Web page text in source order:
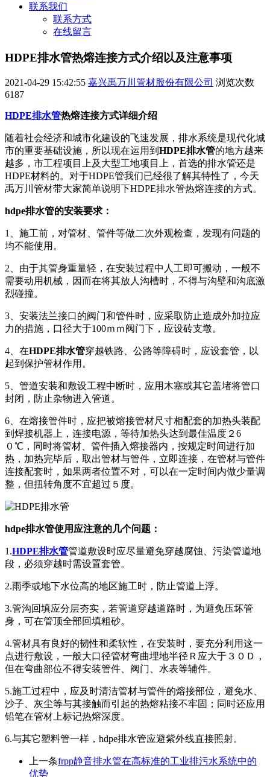
联系我们
联系方式
在线留言
HDPE排水管热熔连接方式介绍以及注意事项
2021-04-29 15:42:55 嘉兴禹万川管材股份有限公司 浏览次数
6187
HDPE排水管热熔连接方式详细介绍
随着社会经济和城市化建设的飞速发展，排水系统是现代化城
市的重要基础设施，所以现在运用到 HDPE排水管的地方越来
越多，市工程项目上及大型工地项目上，首选的排水管还是
HDPE材料的。对于HDPE管我们已经很了解其特性了，今天
禹万川管材带大家简单说明下HDPE排水管热熔连接的方式。
hdpe排水管的安装要求：
1、施工前，对管材、管件等做二次外观检查，发现有问题的
均不能使用。
2、由于其管身重量轻，在安装过程中人工即可搬动，一般不
需要动用机械，因而在将其放人沟槽时，不得与沟壁和沟底激
烈碰撞。
3、安装法兰接口的阀门和管件时，应采取防止造成外加拉应
力的措施，口径大于100ｍｍ阀门下，应设砖支墩。
4、在HDPE排水管穿越铁路、公路等障碍时，应设套管，以
起到保护管材作用。
5、管道安装和敷设工程中断时，应用木塞或其它盖堵将管口
封闭，防止杂物进入管道。
6、在熔接管件时，应把被熔接管材尺寸相配套的加热头装配
到焊接机器上，连接电源，等待加热头达到最佳温度２6
０℃，同时将管材、管件插入熔接器内，按规定时间进行加
热，加热完毕后，取出管材与管件，立即连接，在管材与管件
连接配套时，如果两者位置不对，可以在一定时间内做少量调
整，但扭转角度不宜超过５度。
hdpe排水管使用应注意的几个问题：
1.HDPE排水管管道敷设时应尽量避免穿越腐蚀、污染管道地
段，必须穿越时需设置套管。
2.雨季或地下水位高的地区施工时，防止管道上浮。
3.管沟回填应分层夯实，若管道穿越道路时，为避免压坏管
身，可在管顶全部回填粗砂。
4.管材具有良好的韧性和柔软性，在安装时，要充分利用这一
点进行敷设，一般大口径管材弯曲埋地半径Ｒ应大于３０Ｄ，
但在弯曲部位不得安装管件、阀门、水表等辅件。
5.施工过程中，应及时清洁管材与管件的熔接部位，避免水、
沙子、灰尘等与其接触而引起的热熔粘接不牢固；同时还应用
铅笔在管材上标记热熔深度。
6.与其它塑料管一样，hdpe排水管应避紫外线直接照射。
上一条frpp静音排水管​在高标准的工业排污水系统中的
优势